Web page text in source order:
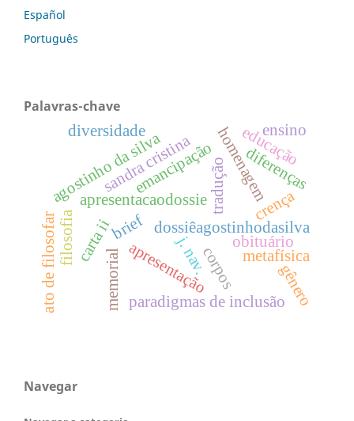
Español
Português
Palavras-chave
apresentação
dossiêagostinhodasilva
apresentacaodossie tradução
brief
j. nav.
agostinho da silva
carta ii
sandra cristina
obituário
homenagem
memorial
diferenças
corpos
paradigmas de inclusão
filosofia metafísica
ato de filosofar
educação
crença
gênero
emancipação
ensino
diversidade
Navegar